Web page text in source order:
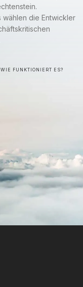
die Entwickler
WIE FUNKTIONIERT ES?